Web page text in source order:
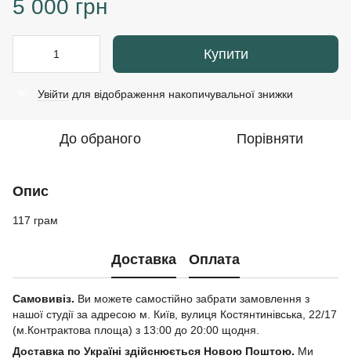
5 000 грн
Купити
Увійти для відображення накопичувальної знижки
До обраного Порівняти
Опис
117 грам
Доставка Оплата
Самовивіз. Ви можете самостійно забрати замовлення з
нашої студії за адресою м. Київ, вулиця Костянтинівська, 22/17
(м.Контрактова площа) з 13:00 до 20:00 щодня.
Доставка по Україні здійснюється Новою Поштою. Ми